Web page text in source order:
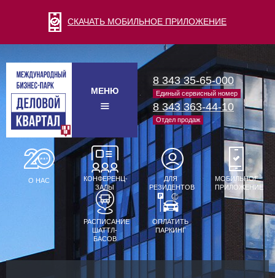
СКАЧАТЬ МОБИЛЬНОЕ ПРИЛОЖЕНИЕ
МЕНЮ
8 343 35-65-000
Единый сервисный номер
8 343 363-44-10
Отдел продаж
О НАС
КОНФЕРЕНЦ-
ЗАЛЫ
ДЛЯ
РЕЗИДЕНТОВ
МОБИЛЬНОЕ
ПРИЛОЖЕНИЕ
РАСПИСАНИЕ
ШАТТЛ-
БАСОВ
ОПЛАТИТЬ
ПАРКИНГ